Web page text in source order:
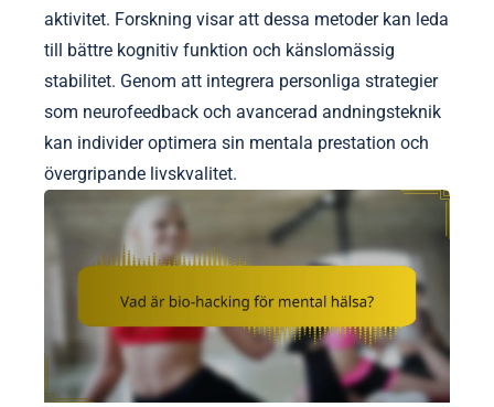
aktivitet. Forskning visar att dessa metoder kan leda
till bättre kognitiv funktion och känslomässig
stabilitet. Genom att integrera personliga strategier
som neurofeedback och avancerad andningsteknik
kan individer optimera sin mentala prestation och
övergripande livskvalitet.